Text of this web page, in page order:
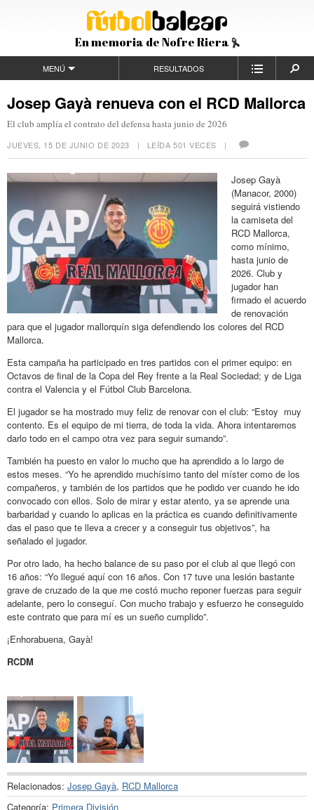
En memoria de Nofre Riera
MENÚ RESULTADOS
Josep Gayà renueva con el RCD Mallorca
El club amplía el contrato del defensa hasta junio de 2026
JUEVES, 15 DE JUNIO DE 2023 | LEÍDA 501 VECES |
Josep Gayà
(Manacor, 2000)
seguirá vistiendo
la camiseta del
RCD Mallorca,
como mínimo,
hasta junio de
2026. Club y
jugador han
firmado el acuerdo
de renovación
para que el jugador mallorquín siga defendiendo los colores del RCD
Mallorca.
Esta campaña ha participado en tres partidos con el primer equipo: en
Octavos de final de la Copa del Rey frente a la Real Sociedad; y de Liga
contra el Valencia y el Fútbol Club Barcelona.
El jugador se ha mostrado muy feliz de renovar con el club: “Estoy muy
contento. Es el equipo de mi tierra, de toda la vida. Ahora intentaremos
darlo todo en el campo otra vez para seguir sumando”.
También ha puesto en valor lo mucho que ha aprendido a lo largo de
estos meses. “Yo he aprendido muchísimo tanto del míster como de los
compañeros, y también de los partidos que he podido ver cuando he ido
convocado con ellos. Solo de mirar y estar atento, ya se aprende una
barbaridad y cuando lo aplicas en la práctica es cuando definitivamente
das el paso que te lleva a crecer y a conseguir tus objetivos”, ha
señalado el jugador.
Por otro lado, ha hecho balance de su paso por el club al que llegó con
16 años: “Yo llegué aquí con 16 años. Con 17 tuve una lesión bastante
grave de cruzado de la que me costó mucho reponer fuerzas para seguir
adelante, pero lo conseguí. Con mucho trabajo y esfuerzo he conseguido
este contrato que para mí es un sueño cumplido”.
¡Enhorabuena, Gayà!
RCDM
Relacionados: Josep Gayà, RCD Mallorca
Categoría: Primera División